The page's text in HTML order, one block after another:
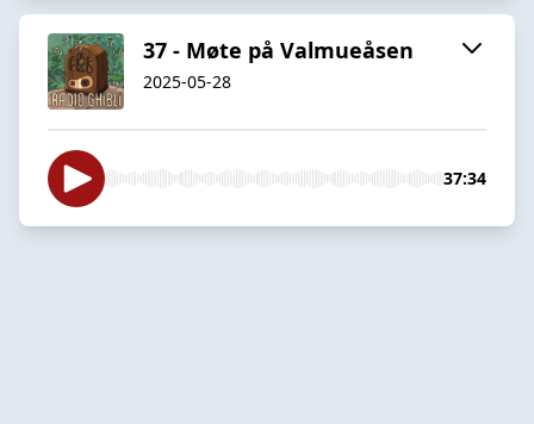
37 - Møte på Valmueåsen
2025-05-28
37:34